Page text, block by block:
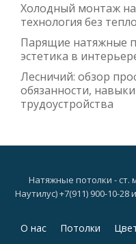
Холодный монтаж
технология без
Парящие натяжные
эстетика в
Лесничий: обзор
обязанности,
трудоустройства
Натяжные потолки - ст.
Наутилус) +7(911) 900-10-28
О нас Потолки